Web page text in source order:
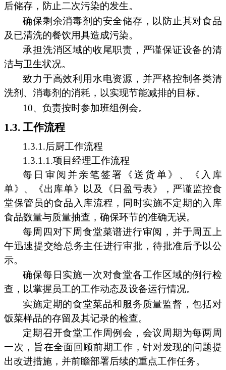
后储存，防止二次污染的发生。
确保剩余消毒剂的安全储存，以防止其对食品
及已清洗的餐饮用具造成污染。
承担洗消区域的收尾职责，严谨保证设备的清
洁与卫生状况。
致力于高效利用水电资源，并严格控制各类清
洗剂、消毒剂的消耗，以实现节能减排的目标。
10、负责按时参加班组例会。
1.3. 工作流程
1.3.1.后厨工作流程
1.3.1.1.项目经理工作流程
每日审阅并亲笔签署《送货单》、《入库
单》、《出库单》以及《日盈亏表》，严谨监控食
堂保管员的食品入库流程，同时实施不定期的入库
食品数量与质量抽查，确保环节的准确无误。
每周四对下周食堂菜谱进行审阅，并于周五上
午迅速提交给总务主任进行审批，待批准后予以公
示。
确保每日实施一次对食堂各工作区域的例行检
查，以掌握员工的工作动态及设备运行情况。
实施定期的食堂菜品和服务质量监督，包括对
饭菜样品的存留及其记录的检查。
定期召开食堂工作周例会，会议周期为每两周
一次，旨在全面回顾前期工作，针对发现的问题提
出改进措施，并前瞻部署后续的重点工作任务。